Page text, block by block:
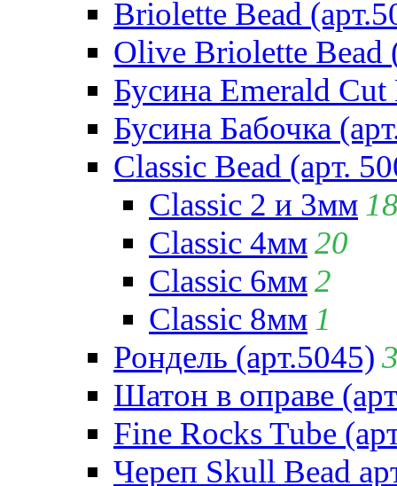
Briolette Bead
Olive Briolette Bead
Бусина Emerald Cut
Бусина Бабочка
Classic Bead (арт.
Classic 2 и 3мм
Classic 4мм20
Classic 6мм2
Classic 8мм 1
Рондель (арт.5045)
Шатон в оправе
Fine Rocks Tube
Череп Skull Bead